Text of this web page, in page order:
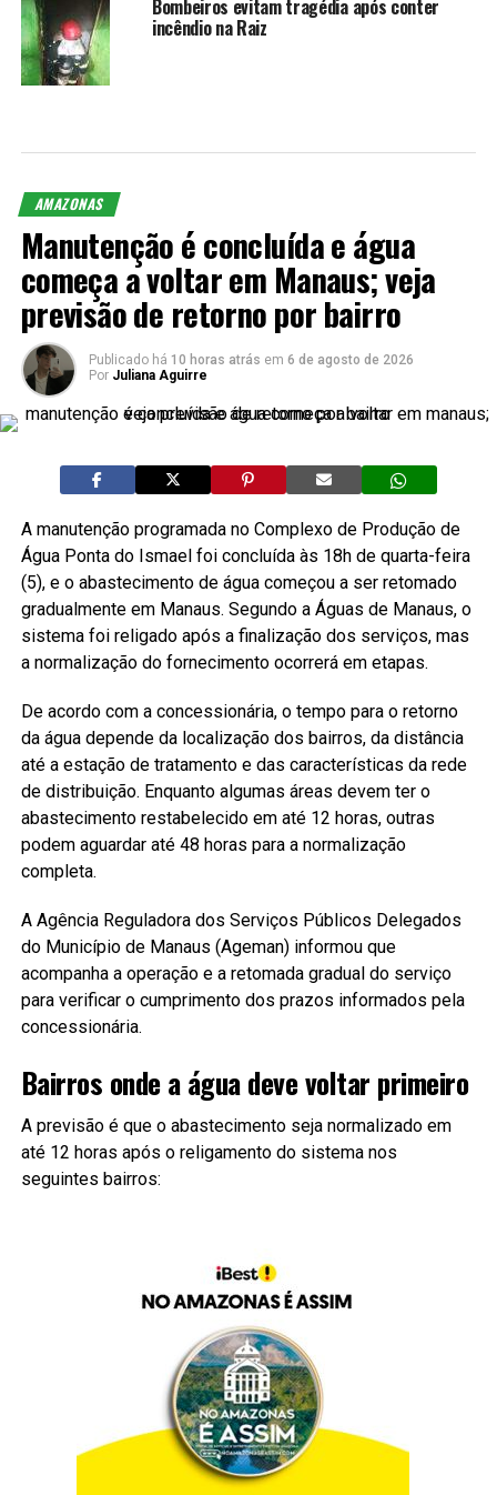
Bombeiros evitam tragédia após conter
incêndio na Raiz
AMAZONAS
Manutenção é concluída e água
começa a voltar em Manaus; veja
previsão de retorno por bairro
Publicado há 10 horas atrás em 6 de agosto de 2026
Por Juliana Aguirre
A manutenção programada no Complexo de Produção de
Água Ponta do Ismael foi concluída às 18h de quarta-feira
(5), e o abastecimento de água começou a ser retomado
gradualmente em Manaus. Segundo a Águas de Manaus, o
sistema foi religado após a finalização dos serviços, mas
a normalização do fornecimento ocorrerá em etapas.
De acordo com a concessionária, o tempo para o retorno
da água depende da localização dos bairros, da distância
até a estação de tratamento e das características da rede
de distribuição. Enquanto algumas áreas devem ter o
abastecimento restabelecido em até 12 horas, outras
podem aguardar até 48 horas para a normalização
completa.
A Agência Reguladora dos Serviços Públicos Delegados
do Município de Manaus (Ageman) informou que
acompanha a operação e a retomada gradual do serviço
para verificar o cumprimento dos prazos informados pela
concessionária.
Bairros onde a água deve voltar primeiro
A previsão é que o abastecimento seja normalizado em
até 12 horas após o religamento do sistema nos
seguintes bairros: